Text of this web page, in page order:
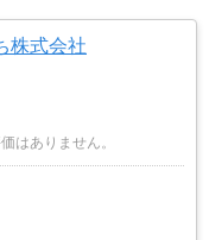
株式会社
はありません。